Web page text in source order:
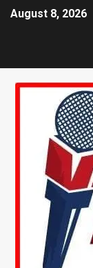
August 8, 2026